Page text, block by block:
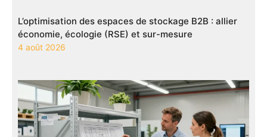
L’optimisation des espaces de stockage B2B : allier
économie, écologie (RSE) et sur-mesure
4 août 2026